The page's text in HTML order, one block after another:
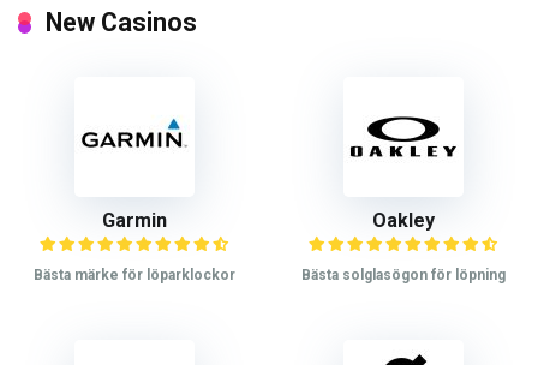
New Casinos
Garmin
Bästa märke för löparklockor
Oakley
Bästa solglasögon för löpning